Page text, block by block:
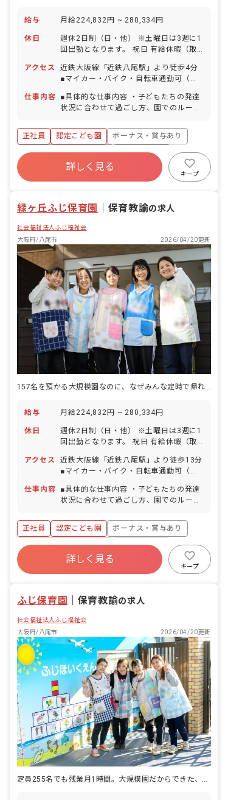
給与 月給224,832円 ~ 280,334円
休日
週休2日制（日・他） ※土曜日は3週に1
回出勤となります。 祝日 有給休暇（取
能） 産前産後休暇制度（取得率・復帰率
100％） 育児休暇制度 特別有給休暇 介
護休暇制度 ※年間休日105日（有休は別
途付与） ◆人員にゆとりをもたせている
アクセス
近鉄大阪線「近鉄八尾駅」より徒歩4分
■マイカー・バイク・自転車通勤可（無
コンビニがあるほか、周辺にはスーパー
やショッピングモールもありますので、
仕事内容
■具体的な仕事内容 ・子どもたちの発達
状況に合わせて過ごし方、園でのルール
行事の企画運営。子どもたちが楽しめる
ように、成長した姿を保護者に見てもら
えるように、内容を考えて企画・運営を
します。 ・様々な体験を積むことがで
き、広い視野で教育・保育にたずさわれ
に、日夜、保護者や地域社会と力を合わ
・児童の福祉を積極的に進めるために、
職員は豊かな愛情をもって接し、児童の
処遇向上のため知識の修得と技術の向上
に努めます。 ■保育目標 ・明るく素直
で、優しい思いやりのある心を育む ・自
ら考え、自分で行動できる心を育む ・自
分の思いを伝え、人の話を聞ける態度を
育む ・心身共に健康であり、基本的生活
習慣を育む ・公共の精神を培い人・自
然・物を大切にする心を育む
正社員 認定こども園
ボーナス・賞与あり
寮・住宅・家賃補助あり
社会保険完備
福利厚生充実
退職金制度
詳しく見る
キープ
緑ヶ丘ふじ保育園 保育教諭の求人
社会福祉法人ふじ福祉会
大阪府/八尾市
2026/04/20更新
157名を預かる大規模園なのに、なぜみんな定時で帰れるのか。
給与 月給224,832円 ~ 280,334円
休日
週休2日制（日・他） ※土曜日は3週に1
回出勤となります。 祝日 有給休暇（取
能） 産前産後休暇制度（取得率・復帰率
100％） 育児休暇制度 特別有給休暇 介
護休暇制度 ※年間休日105日（有休は別
途付与） ◆人員にゆとりをもたせている
アクセス
近鉄大阪線「近鉄八尾駅」より徒歩13分
■マイカー・バイク・自転車通勤可（無
コンビニがあるほか、周辺にはスーパー
やショッピングモールもありますので、
仕事内容
■具体的な仕事内容 ・子どもたちの発達
状況に合わせて過ごし方、園でのルール
行事の企画運営。子どもたちが楽しめる
ように、成長した姿を保護者に見てもら
えるように、内容を考えて企画・運営を
します。 ・様々な体験を積むことがで
き、広い視野で教育・保育にたずさわれ
っております。 私たちは常に子どもの立
切にした保育をします。 子どもたちの発
達段階に合わせた必要な環境を用意する
ことで、子ども本来の発達を最大限に促
し、「生まれもつ力」を引き出し「なる
べき自分になる力」を子どもたちに身に
つけてほしい、気づかせてあげたいと考
えております。ただ技術を教えたり知識
を埋め込んだりするのではなく、日頃の
生活の中で小さな積み重ねを通して成長
していく子どもの手助けをしていきま
す。 ■保育目標 ・自分の事は、自分でで
きる子になろう ・友だちをたくさんつく
り、思いやりのある子になろう ・基本的
生活習慣を確立させよう ・何事にもあき
らめず努力する子になろう ・お父さんお
正社員 認定こども園
ボーナス・賞与あり
寮・住宅・家賃補助あり
社会保険完備
福利厚生充実
退職金制度
詳しく見る
キープ
ふじ保育園 保育教諭の求人
社会福祉法人ふじ福祉会
大阪府/八尾市
2026/04/20更新
定員255名でも残業月1時間。大規模園だからできた、本当に帰れる仕事の仕組み